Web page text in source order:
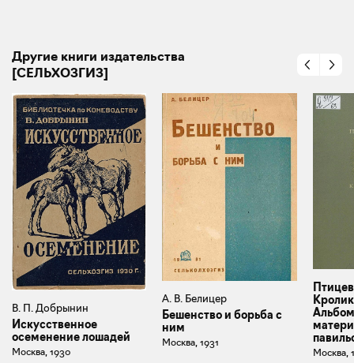
Другие книги издательства
[СЕЛЬХОЗГИЗ]
В. П. Добрынин
Искусственное
осеменение лошадей
Москва, 1930
А. В. Белицер
Бешенство и борьба с
ним
Москва, 1931
Москва,